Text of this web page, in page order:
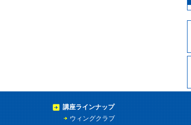
講座ラインナップ
ウィングクラブ